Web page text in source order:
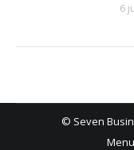
6
© Seven